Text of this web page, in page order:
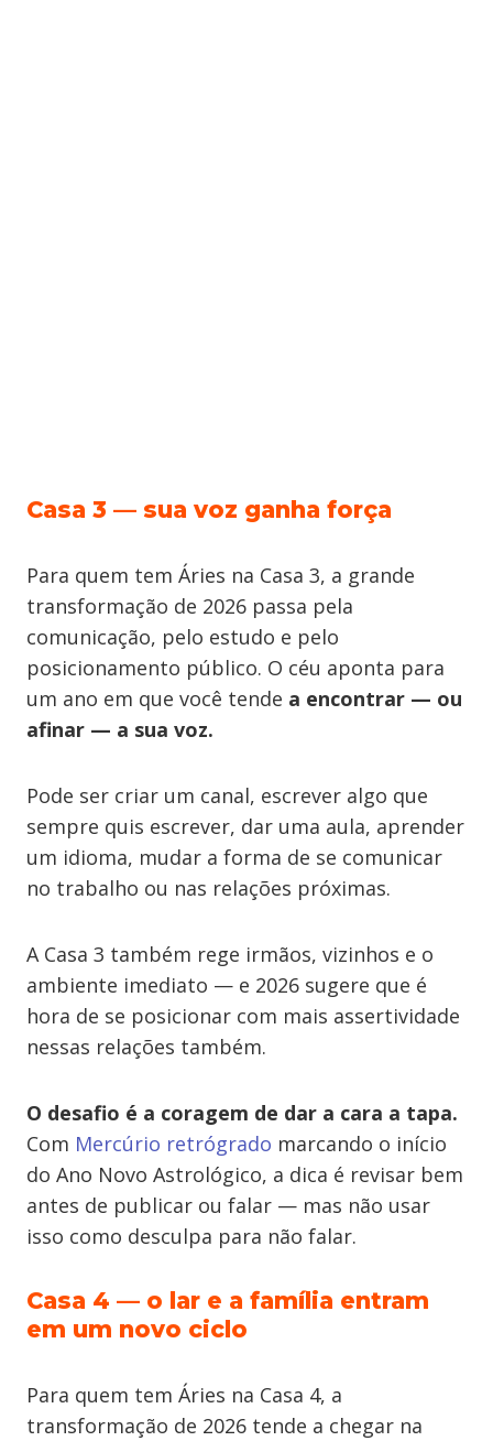
Casa 3 — sua voz ganha força
Para quem tem Áries na Casa 3, a grande
transformação de 2026 passa pela
comunicação, pelo estudo e pelo
posicionamento público. O céu aponta para
um ano em que você tende a encontrar — ou
afinar — a sua voz.
Pode ser criar um canal, escrever algo que
sempre quis escrever, dar uma aula, aprender
um idioma, mudar a forma de se comunicar
no trabalho ou nas relações próximas.
A Casa 3 também rege irmãos, vizinhos e o
ambiente imediato — e 2026 sugere que é
hora de se posicionar com mais assertividade
nessas relações também.
O desafio é a coragem de dar a cara a tapa.
Com Mercúrio retrógrado marcando o início
do Ano Novo Astrológico, a dica é revisar bem
antes de publicar ou falar — mas não usar
isso como desculpa para não falar.
Casa 4 — o lar e a família entram
em um novo ciclo
Para quem tem Áries na Casa 4, a
transformação de 2026 tende a chegar na